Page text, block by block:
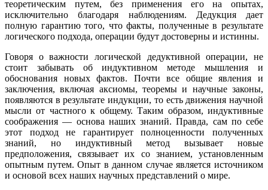
теоретическим путем, без применения его на опытах,
исключительно благодаря наблюдениям. Дедукция дает
полную гарантию того, что факты, полученные в результате
логического подхода, операции будут достоверны и истинны.
Говоря о важности логической дедуктивной операции, не
стоит забывать об индуктивном методе мышления и
обоснования новых фактов. Почти все общие явления и
заключения, включая аксиомы, теоремы и научные законы,
появляются в результате индукции, то есть движения научной
мысли от частного к общему. Таким образом, индуктивные
соображения — основа наших знаний. Правда, сам по себе
этот подход не гарантирует полноценности полученных
знаний, но индуктивный метод вызывает новые
предположения, связывает их со знанием, установленным
опытным путем. Опыт в данном случае является источником
и основой всех наших научных представлений о мире.